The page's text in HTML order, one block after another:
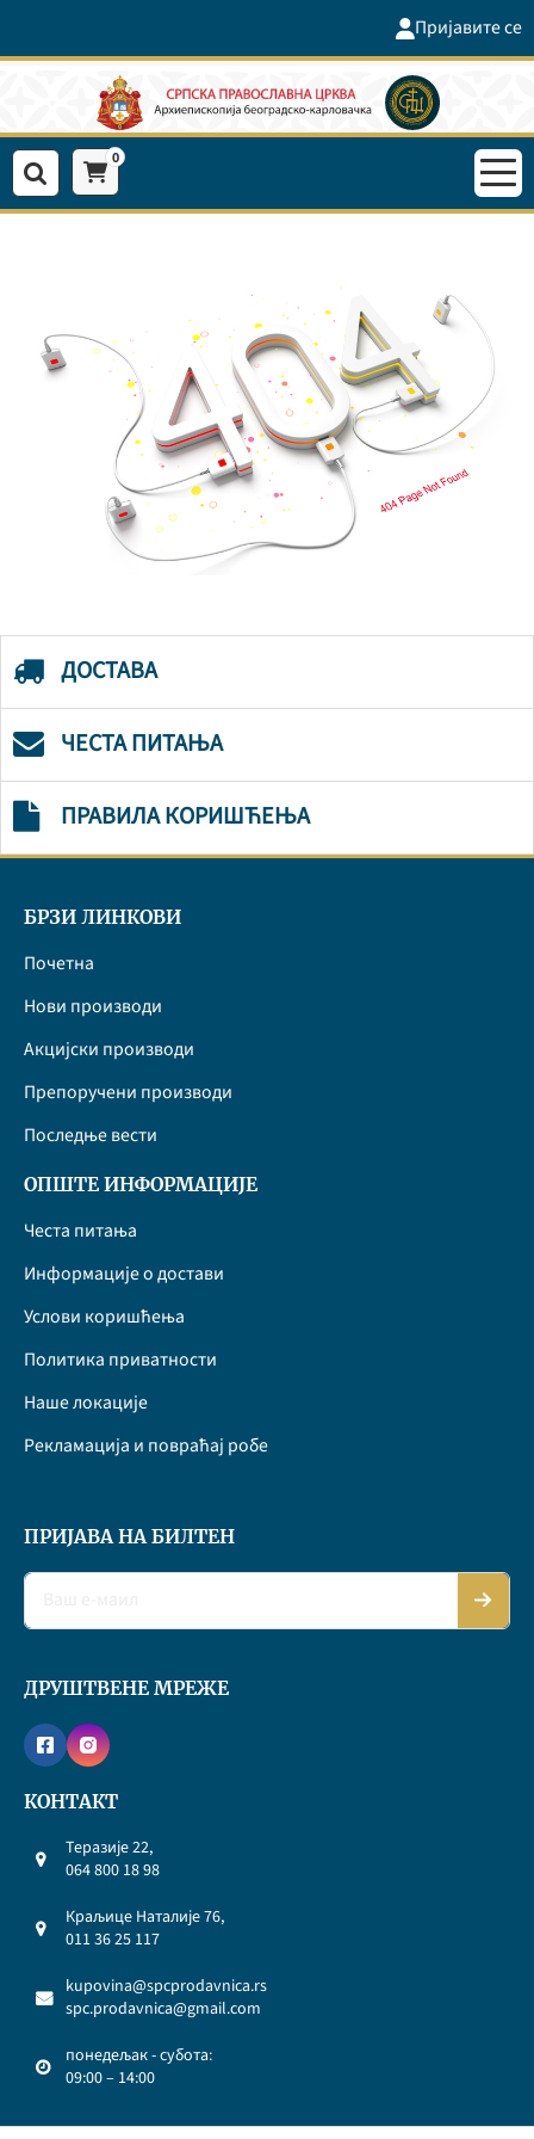
Пријавите се
0
ДОСТАВА
ЧЕСТА ПИТАЊА
ПРАВИЛА КОРИШЋЕЊА
БРЗИ ЛИНКОВИ
Почетна
Нови производи
Акцијски производи
Препоручени производи
Последње вести
ОПШТЕ ИНФОРМАЦИЈЕ
Честа питања
Информације о достави
Услови коришћења
Политика приватности
Наше локације
Рекламација и повраћај робе
ПРИЈАВА НА БИЛТЕН
ДРУШТВЕНЕ МРЕЖЕ
КОНТАКТ
Теразије 22,
064 800 18 98
Краљице Наталије 76,
011 36 25 117
kupovina@spcprodavnica.rs
spc.prodavnica@gmail.com
понедељак - субота:
09:00 – 14:00